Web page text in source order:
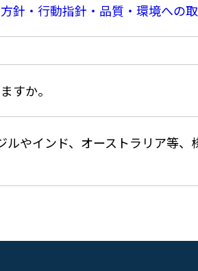
針・行動指針・品質・環境への
すか。
ルやインド、オーストラリア等